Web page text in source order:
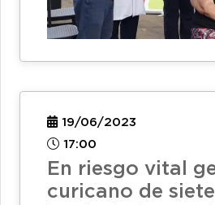
19/06/2023
17:00
En riesgo vital
curicano de